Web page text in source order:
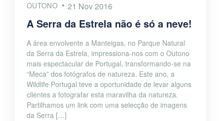
OUTONO 21 Nov 2016
A Serra da Estrela não é só a neve!
A área envolvente a Manteigas, no Parque Natural
da Serra da Estrela, impressiona-nos com o Outono
mais espectacular de Portugal, transformando-se na
“Meca” dos fotógrafos de natureza. Este ano, a
Wildlife Portugal teve a oportunidade de levar alguns
clientes a fotografar esta maravilha da natureza.
Partilhamos um link com uma selecção de imagens
da Serra […]